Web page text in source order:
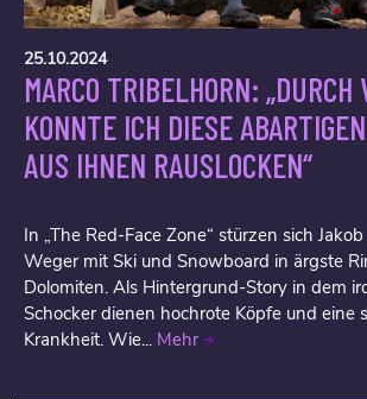
25.10.2024
MARCO TRIBELHORN: „DURCH
KONNTE ICH DIESE
AUS IHNEN RAUSLOCKEN“
In „The Red-Face Zone“ stürzen sich
Weger mit Ski und Snowboard in ärgste
Dolomiten. Als Hintergrund-Story in dem
Schocker dienen hochrote Köpfe und eine
Krankheit. Wie... Mehr